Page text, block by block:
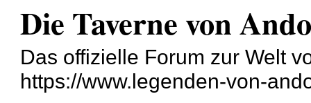
Die Taverne von
Das offizielle Forum zur Welt
https://www.legenden-von-